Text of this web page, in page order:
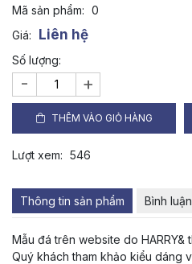
Mã sản phẩm: 0
Giá:
Liên hệ
Số lượng:
- +
THÊM VÀO GIỎ HÀNG
Lượt xem: 546
Thông tin sản phẩm Bình luận
Mẫu đá trên website do
Quý khách tham khảo kiểu dáng